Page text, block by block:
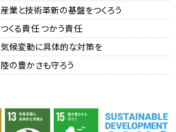
産業と技術革新の基盤をつくろう
つくる責任 つかう責任
気候変動に具体的な対策を
陸の豊かさも守ろう